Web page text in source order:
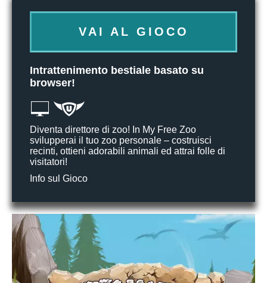
VAI AL GIOCO
Intrattenimento bestiale basato su
browser!
Diventa direttore di zoo! In My Free Zoo
svilupperai il tuo zoo personale – costruisci
recinti, ottieni adorabili animali ed attrai folle di
visitatori!
Info sul Gioco